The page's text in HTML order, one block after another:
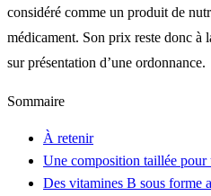
considéré comme un produit de
médicament. Son prix reste donc à
sur présentation d’une ordonnance.
Sommaire
À retenir
Une composition taillée
Des vitamines B sous forme